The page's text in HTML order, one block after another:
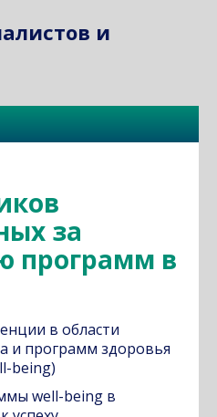
и
за
программ в
в области
и программ здоровья
being)
well-being в